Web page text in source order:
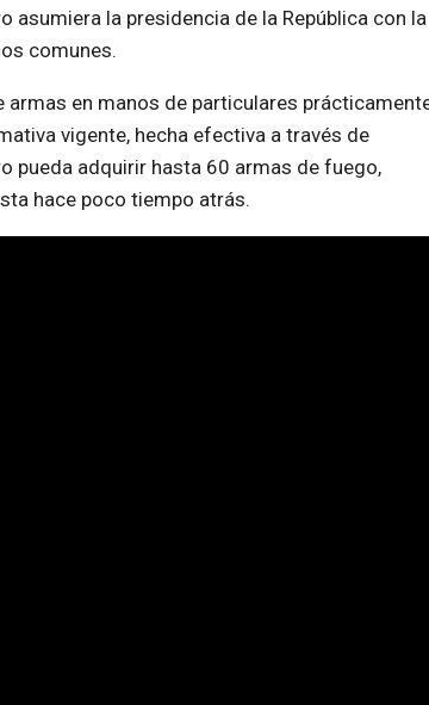
asumiera la presidencia de la República con la
comunes.
en manos de particulares
vigente, hecha efectiva a través de
pueda adquirir hasta 60 armas de fuego,
hace poco tiempo atrás.